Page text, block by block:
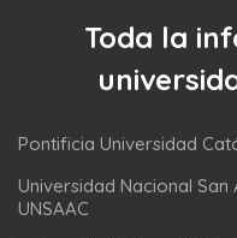
Toda la
Pontificia Universidad
Universidad Nacional
UNSAAC